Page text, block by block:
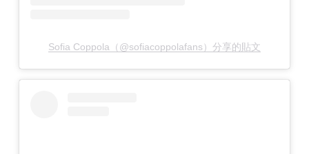
Sofia Coppola（@sofiacoppolafans）分享的貼文